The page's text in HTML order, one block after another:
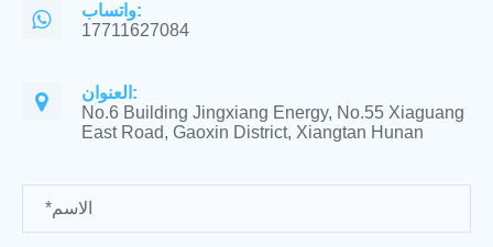
واتساب:
17711627084
العنوان:
No.6 Building Jingxiang Energy, No.55 Xiaguang
East Road, Gaoxin District, Xiangtan Hunan